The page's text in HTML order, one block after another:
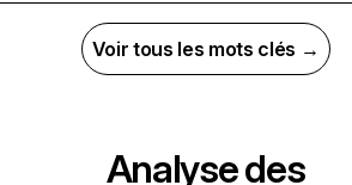
Voir tous les mots clés →
Analyse des